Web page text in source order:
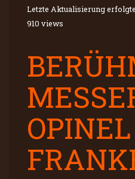
Letzte Aktualisierung
910 views